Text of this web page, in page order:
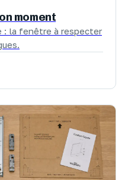
moment
: la fenêtre à respecter